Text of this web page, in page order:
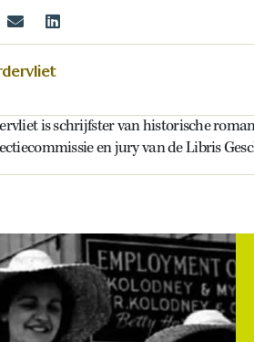
is schrijfster van historische
en jury van de Libris